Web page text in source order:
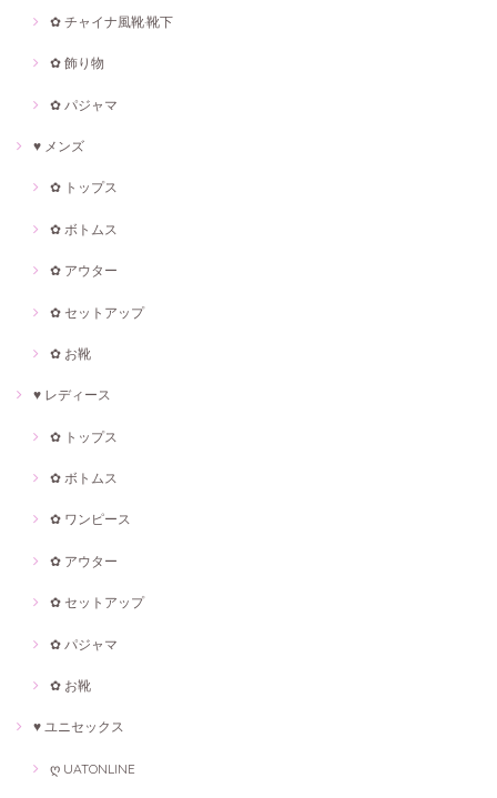
✿ チャイナ風靴·靴下
✿ 飾り物
✿ パジャマ
♥ メンズ
✿ トップス
✿ ボトムス
✿ アウター
✿ セットアップ
✿ お靴
♥ レディース
✿ トップス
✿ ボトムス
✿ ワンピース
✿ アウター
✿ セットアップ
✿ パジャマ
✿ お靴
♥ ユニセックス
ღ UATONLINE